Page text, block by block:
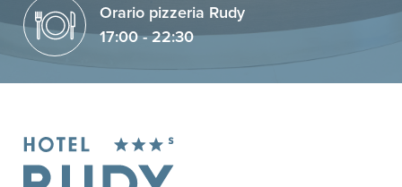
Orario pizzeria Rudy
17:00 - 22:30